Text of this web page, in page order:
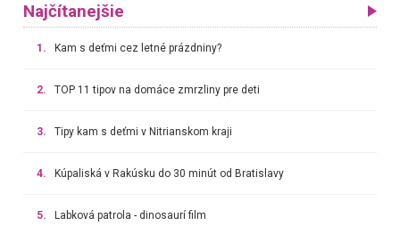
Najčítanejšie
1. Kam s deťmi cez letné prázdniny?
2. TOP 11 tipov na domáce zmrzliny pre deti
3. Tipy kam s deťmi v Nitrianskom kraji
4. Kúpaliská v Rakúsku do 30 minút od Bratislavy
5. Labková patrola - dinosaurí film